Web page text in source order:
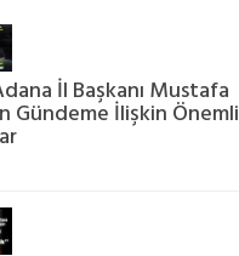
İl Başkanı Mustafa
Gündeme İlişkin Önemli